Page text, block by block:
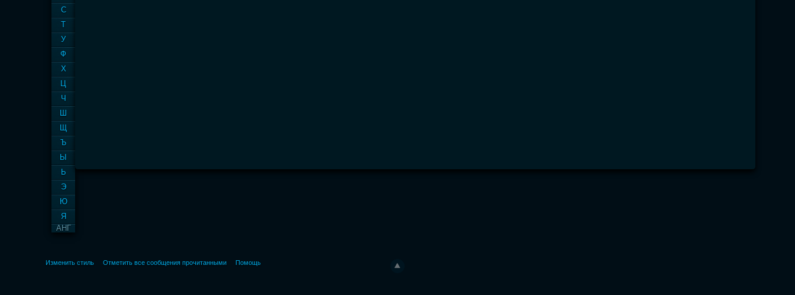
С
Т
У
Ф
Х
Ц
Ч
Ш
Щ
Ъ
Ы
Ь
Э
Ю
Я
АНГ
Изменить стиль Отметить все сообщения прочитанными Помощь